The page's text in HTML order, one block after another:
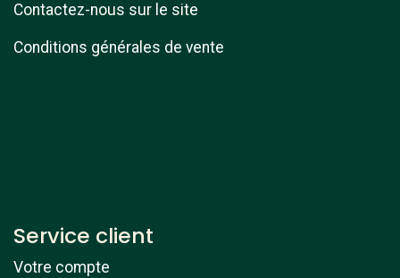
Contactez-nous sur le site
Conditions générales de vente
Service client
Votre compte